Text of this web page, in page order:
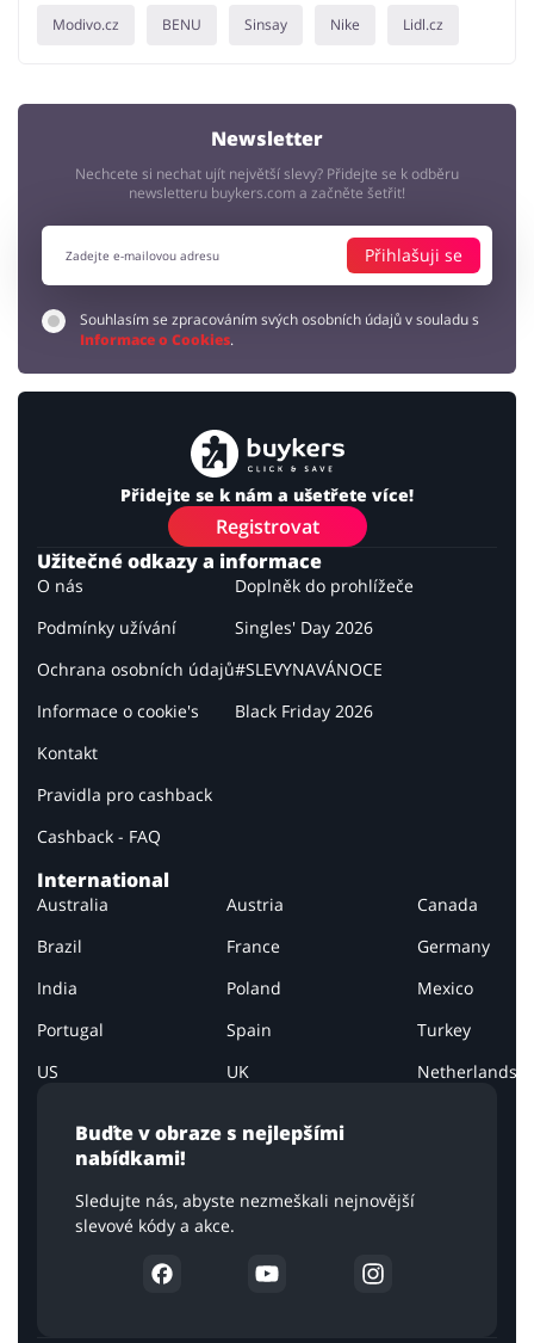
Modivo.cz BENU Sinsay Nike Lidl.cz
Newsletter
Nechcete si nechat ujít největší slevy? Přidejte se k odběru
newsletteru buykers.com a začněte šetřit!
Přihlašuji se
Souhlasím se zpracováním svých osobních údajů v souladu s
Informace o Cookies.
Přidejte se k nám a ušetřete více!
Registrovat
Buďte v obraze s nejlepšími
nabídkami!
Sledujte nás, abyste nezmeškali nejnovější
slevové kódy a akce.
Užitečné odkazy a informace
O nás
Podmínky užívání
Ochrana osobních údajů
Informace o cookie's
Kontakt
Pravidla pro cashback
Cashback - FAQ
Doplněk do prohlížeče
Singles' Day 2026
#SLEVYNAVÁNOCE
Black Friday 2026
International
Australia Austria
Canada
Brazil
France
Germany
India
Poland
Mexico
Portugal
Spain
Turkey
US
UK Netherlands